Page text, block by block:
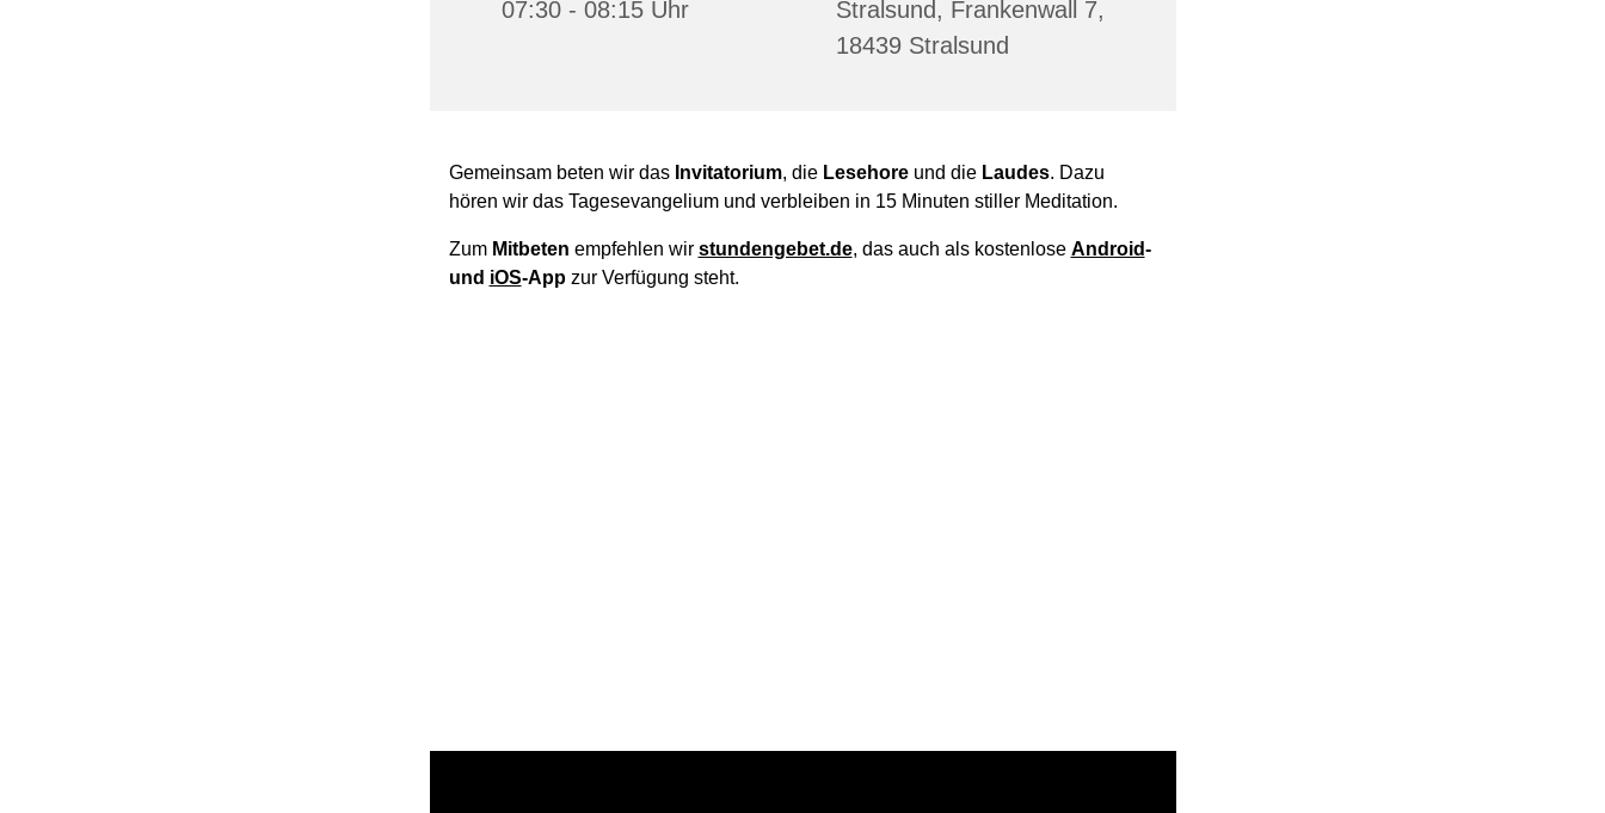
07:30 - 08:15 Uhr
Stralsund, Frankenwall 7,
18439 Stralsund
Gemeinsam beten wir das Invitatorium, die Lesehoreund die Laudes. Dazu
hören wir das Tagesevangelium und verbleiben in 15 Minuten stiller Meditation.
Zum Mitbeten empfehlen wir stundengebet.de, das auch als kostenlose Android-
und iOS-Appzur Verfügung steht.